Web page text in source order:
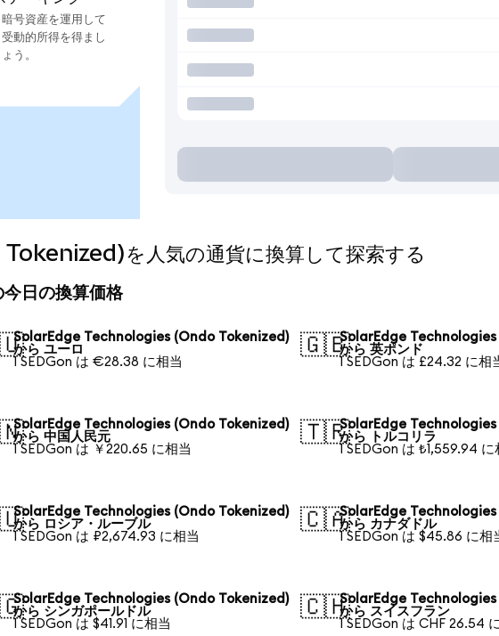
暗号資産を運用して
受動的所得を得まし
ょう。
を人気の通貨に換算して探索する
日の換算価格
SolarEdge Technologies (Ondo Tokenized)
から ユーロ
1 SEDGon は €28.38 に相当
🇬🇧SolarEdge
から 英ポンド
1 SEDGon は £24.32 に相
SolarEdge Technologies (Ondo Tokenized)
から 中国人民元
1 SEDGon は ￥220.65 に相当
🇹🇷SolarEdge
から トルコリラ
1 SEDGon は ₺1,559.94 に
SolarEdge Technologies (Ondo Tokenized)
から ロシア・ルーブル
1 SEDGon は ₽2,674.93 に相当
🇨🇦SolarEdge
から カナダドル
1 SEDGon は $45.86 に相
SolarEdge Technologies (Ondo Tokenized)
から シンガポールドル
1 SEDGon は $41.91 に相当
🇨🇭SolarEdge
から スイスフラン
1 SEDGon は CHF 26.54